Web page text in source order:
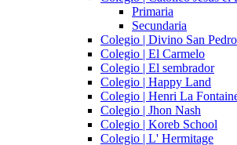
Primaria
Secundaria
Colegio | Divino San Pedro
Colegio | El Carmelo
Colegio | El sembrador
Colegio | Happy Land
Colegio | Henri La
Colegio | Jhon Nash
Colegio | Koreb School
Colegio | L' Hermitage